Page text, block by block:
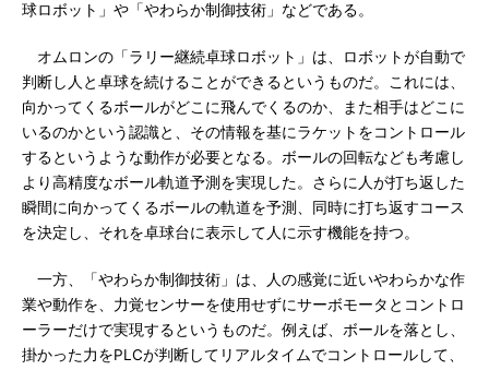
球ロボット」や「やわらか制御技術」などである。
オムロンの「ラリー継続卓球ロボット」は、ロボットが自動で
判断し人と卓球を続けることができるというものだ。これには、
向かってくるボールがどこに飛んでくるのか、また相手はどこに
いるのかという認識と、その情報を基にラケットをコントロール
するというような動作が必要となる。ボールの回転なども考慮し
より高精度なボール軌道予測を実現した。さらに人が打ち返した
瞬間に向かってくるボールの軌道を予測、同時に打ち返すコース
を決定し、それを卓球台に表示して人に示す機能を持つ。
一方、「やわらか制御技術」は、人の感覚に近いやわらかな作
業や動作を、力覚センサーを使用せずにサーボモータとコントロ
ーラーだけで実現するというものだ。例えば、ボールを落とし、
掛かった力をPLCが判断してリアルタイムでコントロールして、